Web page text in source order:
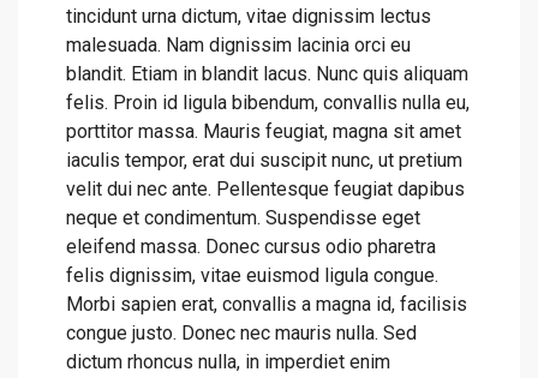
tincidunt urna dictum, vitae dignissim lectus
malesuada. Nam dignissim lacinia orci eu
blandit. Etiam in blandit lacus. Nunc quis aliquam
felis. Proin id ligula bibendum, convallis nulla eu,
porttitor massa. Mauris feugiat, magna sit amet
iaculis tempor, erat dui suscipit nunc, ut pretium
velit dui nec ante. Pellentesque feugiat dapibus
neque et condimentum. Suspendisse eget
eleifend massa. Donec cursus odio pharetra
felis dignissim, vitae euismod ligula congue.
Morbi sapien erat, convallis a magna id, facilisis
congue justo. Donec nec mauris nulla. Sed
dictum rhoncus nulla, in imperdiet enim